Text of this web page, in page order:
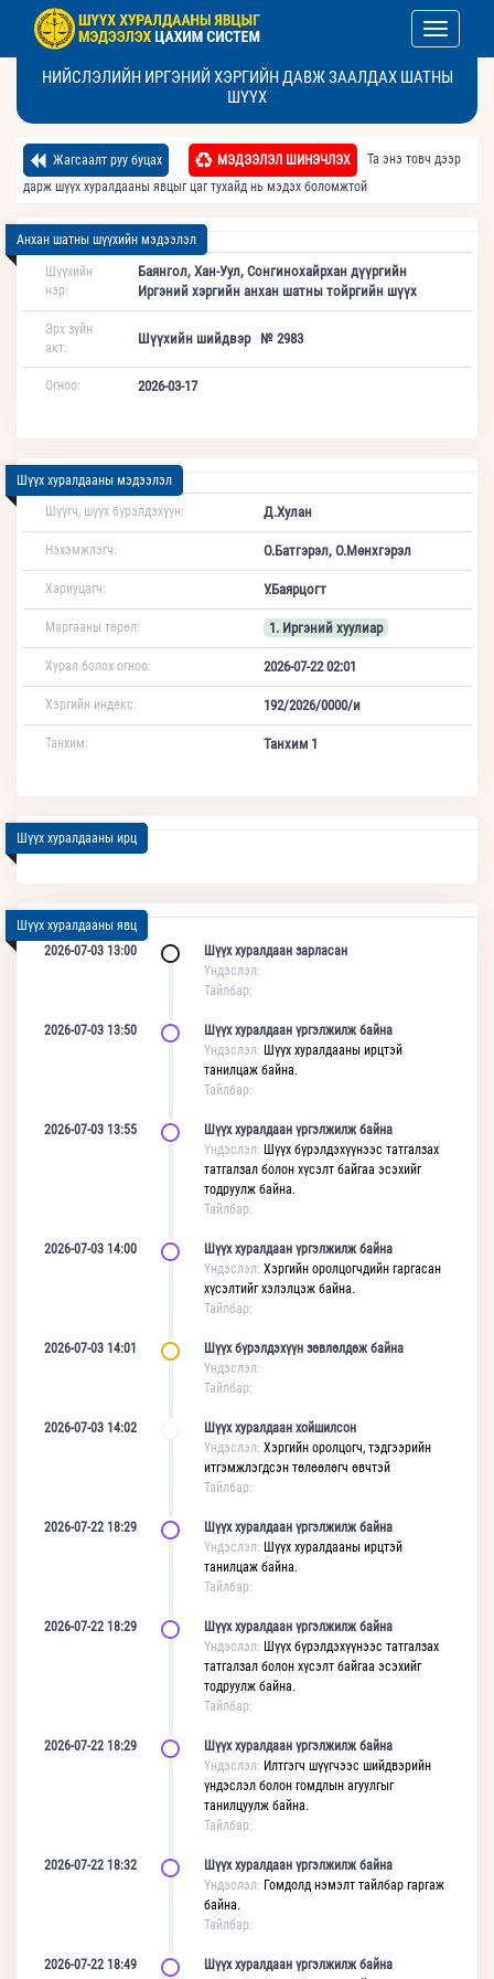
Toggle
НИЙСЛЭЛИЙН ИРГЭНИЙ ХЭРГИЙН ДАВЖ ЗААЛДАХ ШАТНЫ
ШҮҮХ
Жагсаалт руу буцах МЭДЭЭЛЭЛ ШИНЭЧЛЭХ
Та энэ товч дээр
дарж шүүх хуралдааны явцыг цаг тухайд нь мэдэх боломжтой
Анхан шатны шүүхийн мэдээлэл
Шүүхийн
нэр:
Баянгол, Хан-Уул, Сонгинохайрхан дүүргийн
Иргэний хэргийн анхан шатны тойргийн шүүх
Эрх зүйн
акт:
Шүүхийн шийдвэр № 2983
Огноо: 2026-03-17
Шүүх хуралдааны мэдээлэл
Шүүгч, шүүх бүрэлдэхүүн:
Д.Хулан
Нэхэмжлэгч: О.Батгэрэл, О.Мөнхгэрэл
Хариуцагч: У.Баярцогт
Маргааны төрөл: 1. Иргэний хуулиар
Хурал болох огноо: 2026-07-22 02:01
Хэргийн индекс: 192/2026/0000/и
Танхим: Танхим 1
Шүүх хуралдааны ирц
Шүүх хуралдааны явц
2026-07-03 13:00
Шүүх хуралдаан зарласан
Үндэслэл:
Тайлбар:
2026-07-03 13:50
Шүүх хуралдаан үргэлжилж байна
Үндэслэл: Шүүх хуралдааны ирцтэй
танилцаж байна.
Тайлбар:
2026-07-03 13:55
Шүүх хуралдаан үргэлжилж байна
Үндэслэл: Шүүх бүрэлдэхүүнээс татгалзах
татгалзал болон хүсэлт байгаа эсэхийг
тодруулж байна.
Тайлбар:
2026-07-03 14:00
Шүүх хуралдаан үргэлжилж байна
Үндэслэл: Хэргийн оролцогчдийн гаргасан
хүсэлтийг хэлэлцэж байна.
Тайлбар:
2026-07-03 14:01
Шүүх бүрэлдэхүүн зөвлөлдөж байна
Үндэслэл:
Тайлбар:
2026-07-03 14:02
Шүүх хуралдаан хойшилсон
Үндэслэл: Хэргийн оролцогч, тэдгээрийн
итгэмжлэгдсэн төлөөлөгч өвчтэй
Тайлбар:
2026-07-22 18:29
Шүүх хуралдаан үргэлжилж байна
Үндэслэл: Шүүх хуралдааны ирцтэй
танилцаж байна.
Тайлбар:
2026-07-22 18:29
Шүүх хуралдаан үргэлжилж байна
Үндэслэл: Шүүх бүрэлдэхүүнээс татгалзах
татгалзал болон хүсэлт байгаа эсэхийг
тодруулж байна.
Тайлбар:
2026-07-22 18:29
Шүүх хуралдаан үргэлжилж байна
Үндэслэл: Илтгэгч шүүгчээс шийдвэрийн
үндэслэл болон гомдлын агуулгыг
танилцуулж байна.
Тайлбар:
2026-07-22 18:32
Шүүх хуралдаан үргэлжилж байна
Үндэслэл: Гомдолд нэмэлт тайлбар гаргаж
байна.
Тайлбар:
2026-07-22 18:49
Шүүх хуралдаан үргэлжилж байна